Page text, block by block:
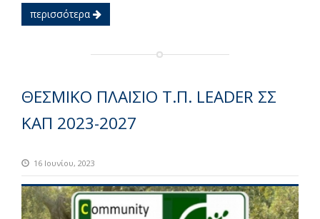
περισσότερα
ΘΕΣΜΙΚΟ ΠΛΑΙΣΙΟ Τ.Π. LEADER ΣΣ
ΚΑΠ 2023-2027
16 Ιουνίου, 2023